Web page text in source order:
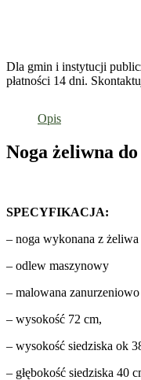
Dla gmin i instytucji
płatności 14 dni.
Opis
Noga żeliwna
SPECYFIKACJA:
– noga wykonana z żeliwa
– odlew maszynowy
– malowana
– wysokość 72 cm,
– wysokość siedziska ok
– głębokość siedziska 40